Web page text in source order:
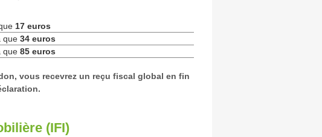
17 euros
que 34 euros
que 85 euros
vous recevrez un reçu fiscal global en fin
(IFI)